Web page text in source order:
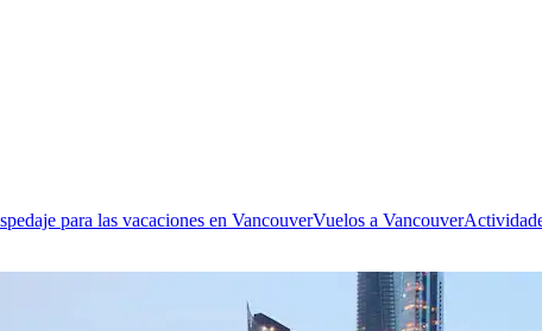
para las vacaciones en VancouverVuelos a Vancouver